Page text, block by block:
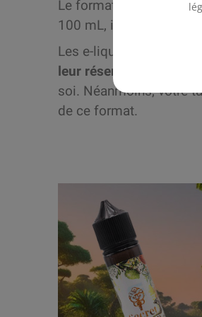
Le format 50 mL
100 mL, il propose un
Les e-liquides
leur réservoir dans la
soi. Néanmoins, votre
de ce format.